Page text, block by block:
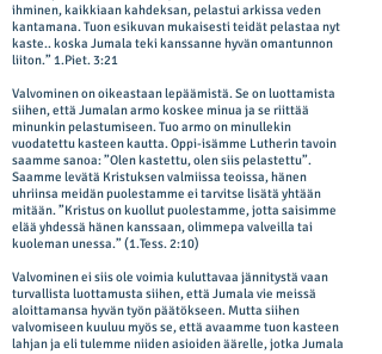
ihminen, kaikkiaan kahdeksan, pelastui arkissa veden
kantamana. Tuon esikuvan mukaisesti teidät pelastaa nyt
kaste.. koska Jumala teki kanssanne hyvän omantunnon
liiton.” 1.Piet. 3:21
Valvominen on oikeastaan lepäämistä. Se on luottamista
siihen, että Jumalan armo koskee minua ja se riittää
minunkin pelastumiseen. Tuo armo on minullekin
vuodatettu kasteen kautta. Oppi-isämme Lutherin tavoin
saamme sanoa: ”Olen kastettu, olen siis pelastettu”.
Saamme levätä Kristuksen valmiissa teoissa, hänen
uhriinsa meidän puolestamme ei tarvitse lisätä yhtään
mitään. ”Kristus on kuollut puolestamme, jotta saisimme
elää yhdessä hänen kanssaan, olimmepa valveilla tai
kuoleman unessa.” (1.Tess. 2:10)
Valvominen ei siis ole voimia kuluttavaa jännitystä vaan
turvallista luottamusta siihen, että Jumala vie meissä
aloittamansa hyvän työn päätökseen. Mutta siihen
valvomiseen kuuluu myös se, että avaamme tuon kasteen
lahjan ja eli tulemme niiden asioiden äärelle, jotka Jumala